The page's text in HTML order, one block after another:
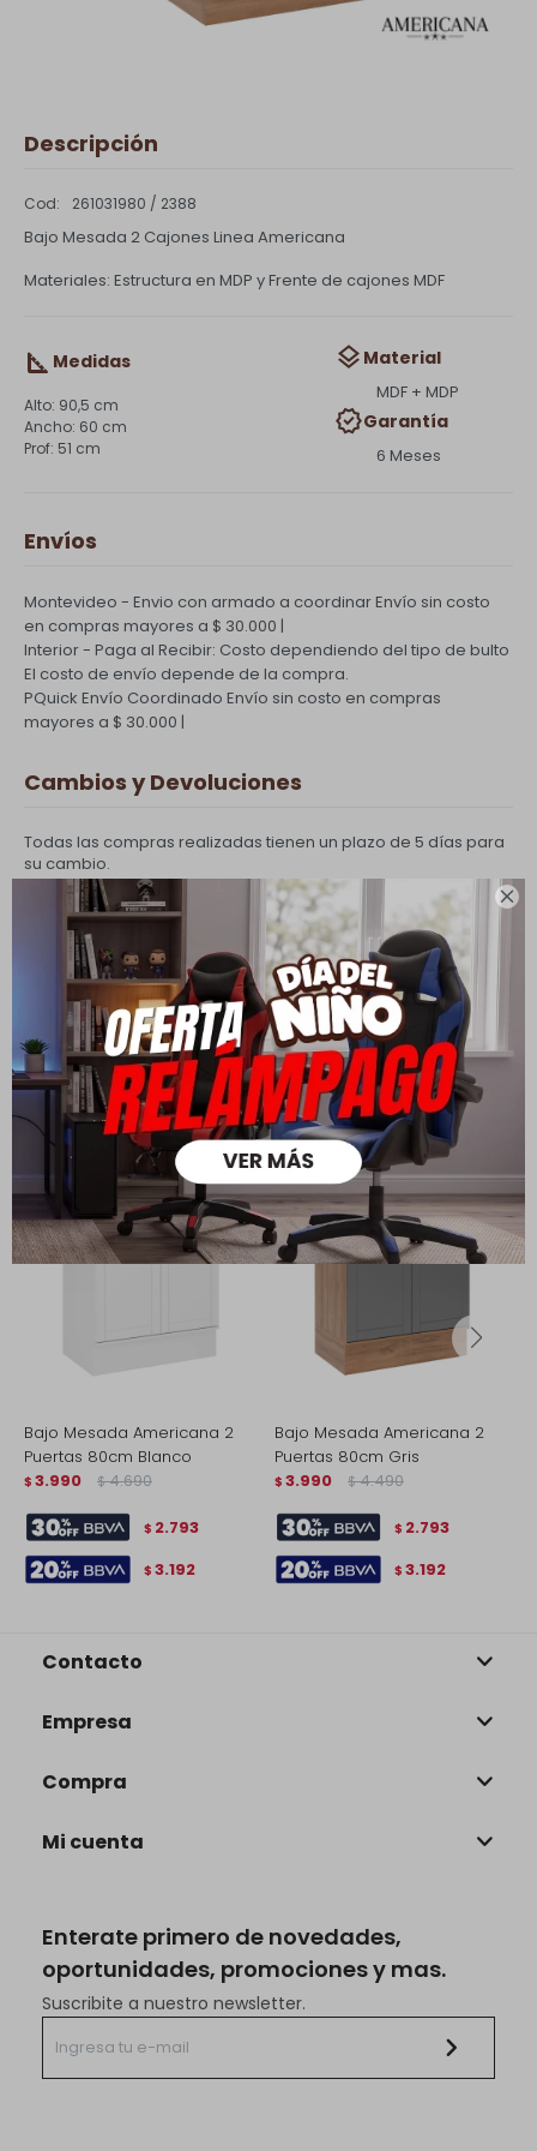

Descripción
261031980 / 2388
Bajo Mesada 2 Cajones Linea Americana
Materiales: Estructura en MDP y Frente de cajones MDF
Medidas
90,5 cm
60 cm
51 cm
Material
MDF + MDP
Garantía
6 Meses
Envíos
Montevideo - Envio con armado a coordinarEnvío sin costo
en compras mayores a $ 30.000 |
Interior - Paga al Recibir: Costo dependiendo del tipo de bulto
El costo de envío depende de la compra.
PQuick Envío Coordinado Envío sin costo en compras
mayores a $ 30.000 |
Cambios y Devoluciones
Todas las compras realizadas tienen un plazo de 5 días para
su cambio.
Ver mas
Medios de pago
Productos que te pueden interesar
Bajo Mesada Americana 2
Puertas 80cm Blanco
$ 3.990 $ 4.690
$ 2.793
$ 3.192
Bajo Mesada Americana 2
Puertas 80cm Gris
$ 3.990 $ 4.490
$ 2.793
$ 3.192
Enterate primero de novedades,
oportunidades, promociones y mas.
Suscribite a nuestro newsletter.
Contacto
Empresa
Compra
Mi cuenta